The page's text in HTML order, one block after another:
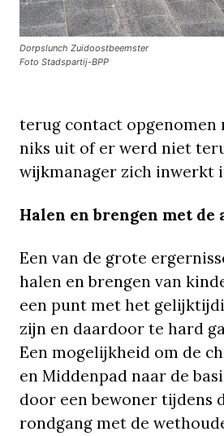
Dorpslunch Zuidoostbeemster
Foto Stadspartij-BPP
terug contact opgenomen
niks uit of er werd niet
wijkmanager zich inwerkt
Halen en brengen met
Een van de grote
halen en brengen van
een punt met het
zijn en daardoor te hard
Een mogelijkheid om de
en Middenpad naar de
door een bewoner tijdens
rondgang met de